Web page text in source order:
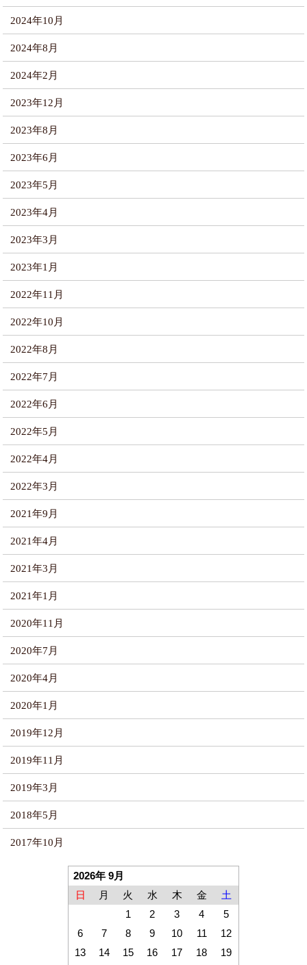
2024年10月
2024年8月
2024年2月
2023年12月
2023年8月
2023年6月
2023年5月
2023年4月
2023年3月
2023年1月
2022年11月
2022年10月
2022年8月
2022年7月
2022年6月
2022年5月
2022年4月
2022年3月
2021年9月
2021年4月
2021年3月
2021年1月
2020年11月
2020年7月
2020年4月
2020年1月
2019年12月
2019年11月
2019年3月
2018年5月
2017年10月
2026年 9月
日
月 火 水 木 金
土
1
2 3 4
5
6
7 8 9 10 11
12
13
14 15 16 17 18
19